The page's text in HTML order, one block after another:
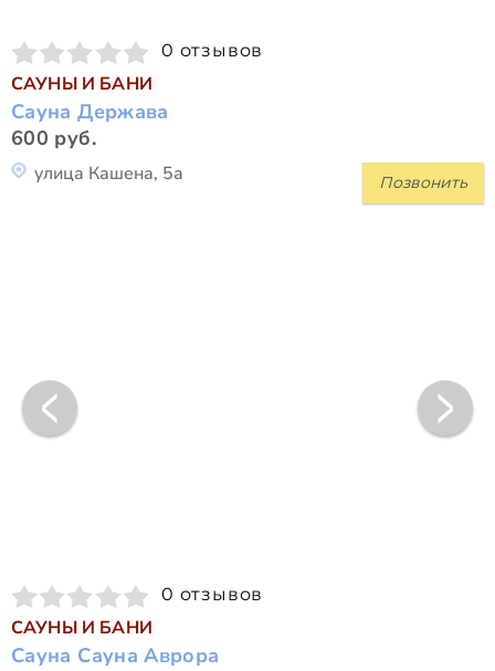
0 отзывов
САУНЫ И БАНИ
Сауна Держава
600 руб.
Позвонить
улица Кашена, 5а
0 отзывов
САУНЫ И БАНИ
Сауна Сауна Аврора